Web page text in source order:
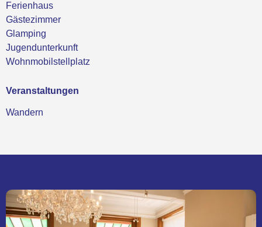
Ferienhaus
Gästezimmer
Glamping
Jugendunterkunft
Wohnmobilstellplatz
Veranstaltungen
Wandern